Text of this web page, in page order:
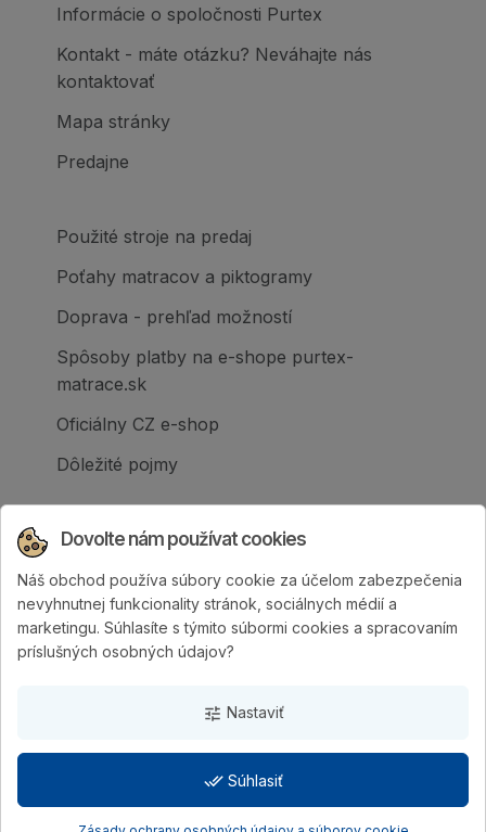
Informácie o spoločnosti Purtex
Kontakt - máte otázku? Neváhajte nás
kontaktovať
Mapa stránky
Predajne
Použité stroje na predaj
Poťahy matracov a piktogramy
Doprava - prehľad možností
Spôsoby platby na e-shope purtex-
matrace.sk
Oficiálny CZ e-shop
Dôležité pojmy
Spoločnosť PURTEX s.r.o., založená v roku
1995, je popredným slovenským výrobcom
postelí a klinicky hodnotených matracov.
| Vytvorila digitálna agentúra
Dovolte nám používat cookies
Náš obchod používa súbory cookie za účelom zabezpečenia
nevyhnutnej funkcionality stránok, sociálnych médií a
marketingu. Súhlasíte s týmito súbormi cookies a spracovaním
príslušných osobných údajov?
tune Nastaviť
done_all Súhlasiť